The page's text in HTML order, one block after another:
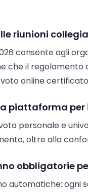
riunioni
consente agli
che il
online
piattaforma per
personale e
oltre alla
obbligatorie
automatiche: